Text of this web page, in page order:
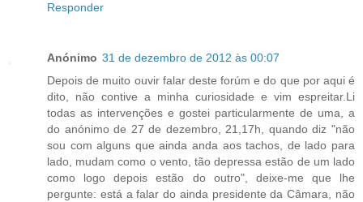
Responder
Anónimo 31 de dezembro de 2012 às 00:07
Depois de muito ouvir falar deste forúm e do que por aqui é
dito, não contive a minha curiosidade e vim espreitar.Li
todas as intervenções e gostei particularmente de uma, a
do anónimo de 27 de dezembro, 21,17h, quando diz "não
sou com alguns que ainda anda aos tachos, de lado para
lado, mudam como o vento, tão depressa estão de um lado
como logo depois estão do outro", deixe-me que lhe
pergunte: está a falar do ainda presidente da Câmara, não